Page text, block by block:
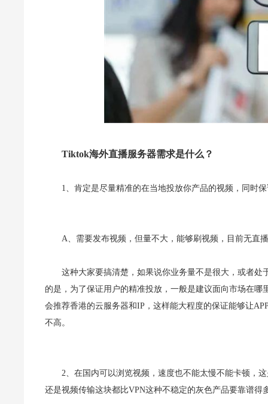
Tiktok海外直播服务器需求是什么？
1、肯定是尽量精准的在当地投放你产品的视频，同时
A、需要发布视频，但量不大，能够刷视频，目前无直
这种大家要搞清楚，如果说你业务量不是很大，或者
的是， 为了保证用户的精准投放，一般是建议面向市场在
会推荐香港的云服务器和IP，这样能大程度的保证能够让
不高。
2、在国内可以浏览视频，速度也不能太慢不能卡顿，
还是视频传输这块都比VPN这种不稳定的灰色产品要靠谱得